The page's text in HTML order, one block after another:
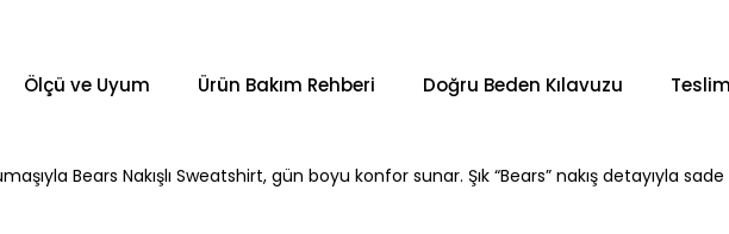
Ölçü ve Uyum Ürün Bakım Rehberi Doğru Beden Kılavuzu
Bears Nakışlı Sweatshirt, gün boyu konfor sunar. Şık “Bears” nakış detayıyla